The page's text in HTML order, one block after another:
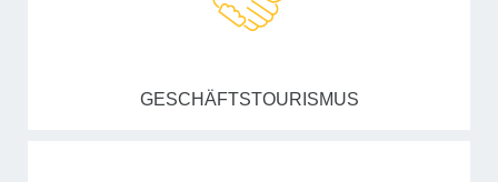
GESCHÄFTSTOURISMUS